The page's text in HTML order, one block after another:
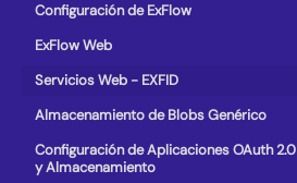
Configuración de ExFlow
ExFlow Web
Servicios Web - EXFID
Almacenamiento de Blobs Genérico
Configuración de Aplicaciones OAuth 2.0
y Almacenamiento